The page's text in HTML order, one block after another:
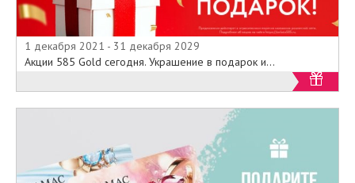
1 декабря 2021 - 31 декабря 2029
Акции 585 Gold сегодня. Украшение в подарок и...